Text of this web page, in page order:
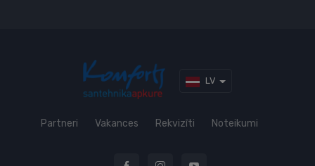
LV
Partneri Vakances Rekvizīti Noteikumi